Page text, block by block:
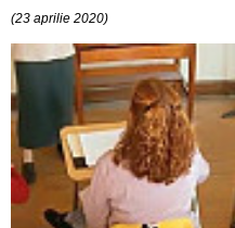
(23 aprilie 2020)